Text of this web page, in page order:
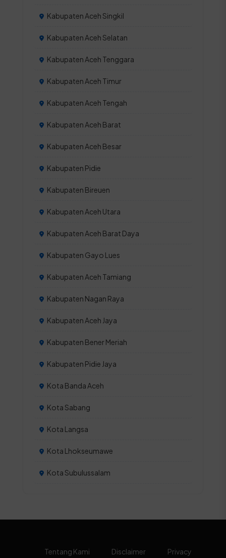
Kabupaten Aceh Singkil
Kabupaten Aceh Selatan
Kabupaten Aceh Tenggara
Kabupaten Aceh Timur
Kabupaten Aceh Tengah
Kabupaten Aceh Barat
Kabupaten Aceh Besar
Kabupaten Pidie
Kabupaten Bireuen
Kabupaten Aceh Utara
Kabupaten Aceh Barat Daya
Kabupaten Gayo Lues
Kabupaten Aceh Tamiang
Kabupaten Nagan Raya
Kabupaten Aceh Jaya
Kabupaten Bener Meriah
Kabupaten Pidie Jaya
Kota Banda Aceh
Kota Sabang
Kota Langsa
Kota Lhokseumawe
Kota Subulussalam
Tentang Kami Disclaimer Privacy